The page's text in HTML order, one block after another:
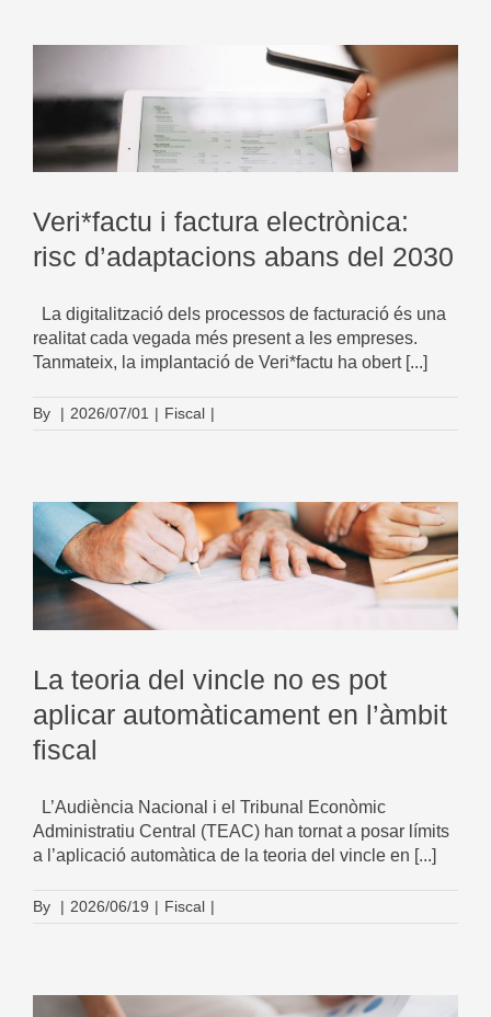
Veri*factu i factura electrònica:
risc d’adaptacions abans del 2030
La digitalització dels processos de facturació és una
realitat cada vegada més present a les empreses.
Tanmateix, la implantació de Veri*factu ha obert [...]
By | 2026/07/01 | Fiscal |
La teoria del vincle no es pot
aplicar automàticament en l’àmbit
fiscal
L’Audiència Nacional i el Tribunal Econòmic
Administratiu Central (TEAC) han tornat a posar límits
a l’aplicació automàtica de la teoria del vincle en [...]
By | 2026/06/19 | Fiscal |